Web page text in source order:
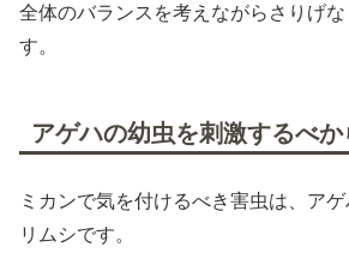
全体のバランスを考えながらさりげ
す。
アゲハの幼虫を刺激するべか
ミカンで気を付けるべき害虫は、ア
リムシです。